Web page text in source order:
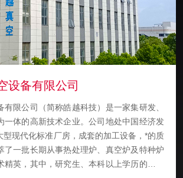
设备有限公司
有限公司（简称皓越科技）是一家集研发、
一体的高新技术企业。公司地处中国经济发
型现代化标准厂房，成套的加工设备，*的质
了一批长期从事热处理炉、真空炉及特种炉
精英，其中，研究生、本科以上学历的工程